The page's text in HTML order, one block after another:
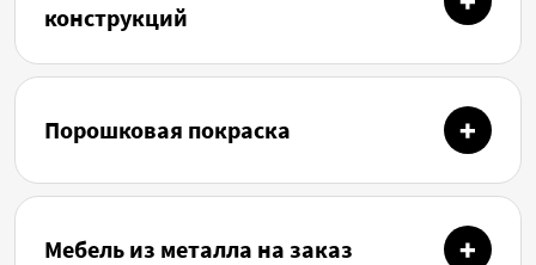
конструкций
Порошковая покраска
Мебель из металла на заказ